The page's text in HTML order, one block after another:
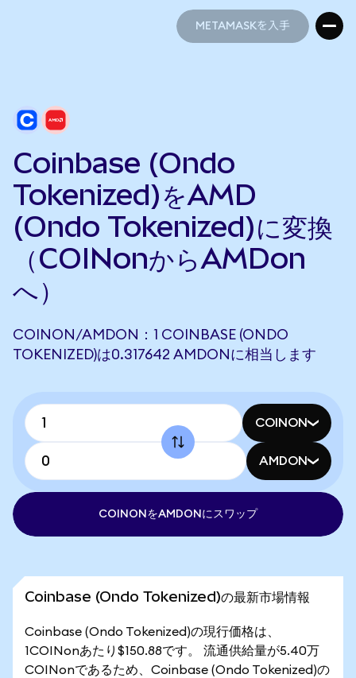
METAMASKを入手
Coinbase (Ondo
Tokenized)をAMD
(Ondo Tokenized)に変換
（COINonからAMDon
へ）
COINON/AMDON：1 COINBASE (ONDO
TOKENIZED)は0.317642 AMDONに相当します
COINON
AMDON
COINONをAMDONにスワップ
Coinbase (Ondo Tokenized)の最新市場情報
Coinbase (Ondo Tokenized)の現行価格は、
1COINonあたり$150.88です。 流通供給量が5.40万
COINonであるため、Coinbase (Ondo Tokenized)の